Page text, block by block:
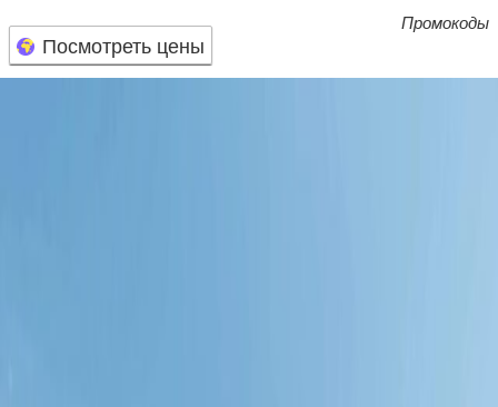
Посмотреть цены
Промокоды